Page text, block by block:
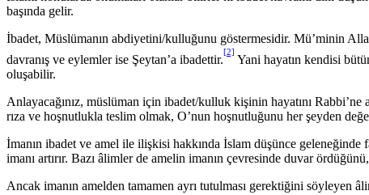
başında gelir.
İbadet, Müslümanın abdiyetini/kulluğunu göstermesidir. Mü’minin
davranış ve eylemler ise Şeytan’a ibadettir.
[2]
Yani hayatın kendisi
oluşabilir.
Anlayacağınız, müslüman için ibadet/kulluk kişinin hayatını
rıza ve hoşnutlukla teslim olmak, O’nun hoşnutluğunu her şeyden
İmanın ibadet ve amel ile ilişkisi hakkında İslam düşünce
imanı artırır. Bazı âlimler de amelin imanın çevresinde duvar
Ancak imanın amelden tamamen ayrı tutulması gerektiğini söyleyen